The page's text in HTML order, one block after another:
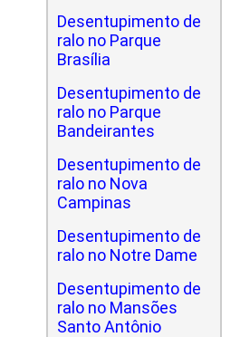
Desentupimento de
ralo no Parque
Brasília
Desentupimento de
ralo no Parque
Bandeirantes
Desentupimento de
ralo no Nova
Campinas
Desentupimento de
ralo no Notre Dame
Desentupimento de
ralo no Mansões
Santo Antônio